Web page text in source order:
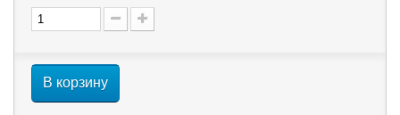
В корзину